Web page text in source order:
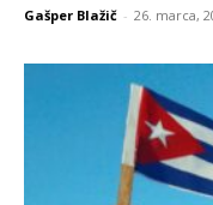
Gašper Blažič - 26. marca,